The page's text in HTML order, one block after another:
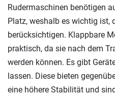
Rudermaschinen benötigen
Platz, weshalb es wichtig ist,
berücksichtigen. Klappbare
praktisch, da sie nach dem
werden können. Es gibt
lassen. Diese bieten
eine höhere Stabilität und